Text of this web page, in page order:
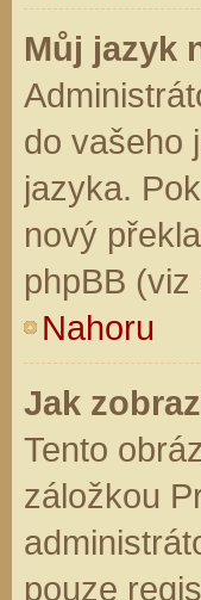
Můj jazyk
do vašeho
jazyka.
nový
phpBB
Nahoru
Jak
Tento
záložkou
pouze